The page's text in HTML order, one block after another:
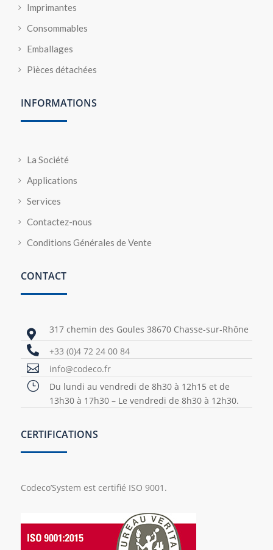
Imprimantes
Consommables
Emballages
Pièces détachées
INFORMATIONS
La Société
Applications
Services
Contactez-nous
Conditions Générales de Vente
CONTACT
 317 chemin des Goules 38670 Chasse-sur-Rhône
 +33 (0)4 72 24 00 84
 info@codeco.fr
}
Du lundi au vendredi de 8h30 à 12h15 et de
13h30 à 17h30 – Le vendredi de 8h30 à 12h30.
CERTIFICATIONS
Codeco’System est certifié ISO 9001.